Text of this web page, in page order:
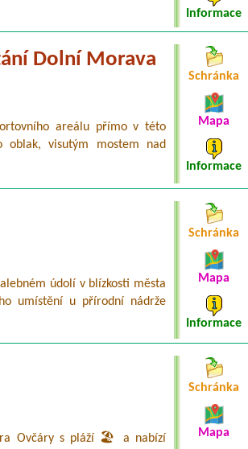
Informace
Dolní Morava
areálu přímo v této
oblak, visutým mostem nad
Schránka
Mapa
Informace
údolí v blízkosti města
umístění u přírodní nádrže
Schránka
Mapa
Informace
Ovčáry s pláží 🏖️ a nabízí
Schránka
Mapa